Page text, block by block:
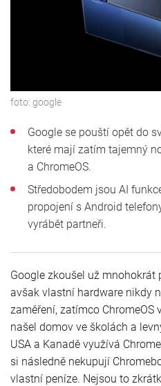
foto: google
Google se pouští opět do
které mají zatím tajemný
a ChromeOS.
Středobodem jsou AI
propojení s Android
vyrábět partneři.
Google zkoušel už
avšak vlastní hardware nikdy
zaměření, zatímco ChromeOS
našel domov ve školách a
USA a Kanadě využívá
si následně nekupují
vlastní peníze. Nejsou to